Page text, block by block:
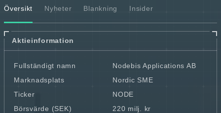
Översikt Nyheter Blankning Insider
Aktieinformation
Fullständigt namn
Nodebis Applications AB
Marknadsplats
Nordic SME
Ticker
NODE
Börsvärde (SEK)
220 milj. kr